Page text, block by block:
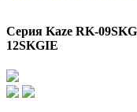
Серия Kaze RK-
12SKGIE